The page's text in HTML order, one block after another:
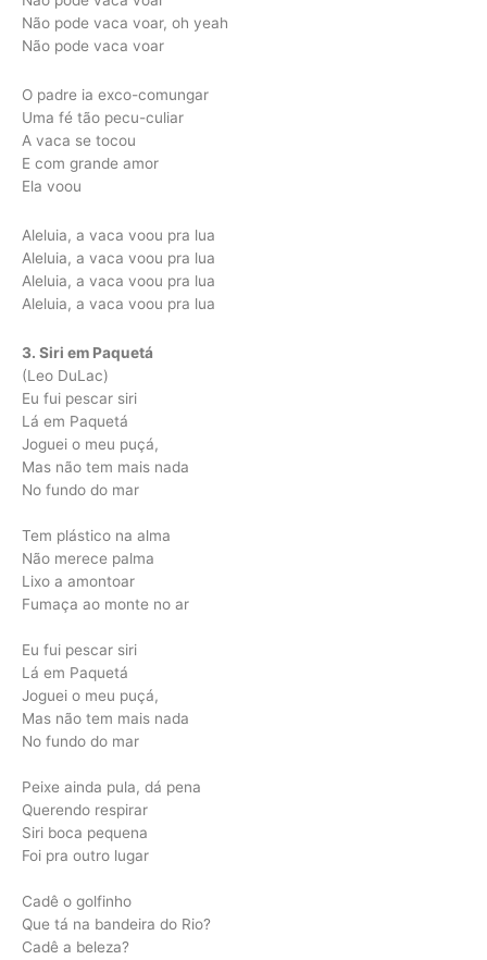
Não pode vaca voar, oh yeah
Não pode vaca voar
O padre ia exco-comungar
Uma fé tão pecu-culiar
A vaca se tocou
E com grande amor
Ela voou
Aleluia, a vaca voou pra lua
Aleluia, a vaca voou pra lua
Aleluia, a vaca voou pra lua
Aleluia, a vaca voou pra lua
3. Siri em Paquetá
(Leo DuLac)
Eu fui pescar siri
Lá em Paquetá
Joguei o meu puçá,
Mas não tem mais nada
No fundo do mar
Tem plástico na alma
Não merece palma
Lixo a amontoar
Fumaça ao monte no ar
Eu fui pescar siri
Lá em Paquetá
Joguei o meu puçá,
Mas não tem mais nada
No fundo do mar
Peixe ainda pula, dá pena
Querendo respirar
Siri boca pequena
Foi pra outro lugar
Cadê o golfinho
Que tá na bandeira do Rio?
Cadê a beleza?